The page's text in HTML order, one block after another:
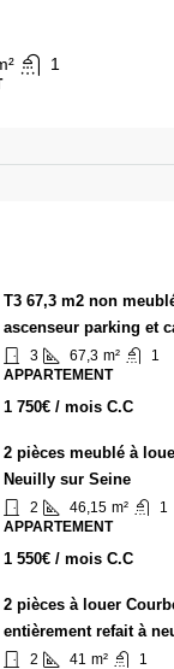
1
T3 67,3 m2 non
ascenseur parking et
3 67,3 m²
1
APPARTEMENT
1 750€ / mois C.C
2 pièces meublé à
Neuilly sur Seine
2 46,15 m²
1
APPARTEMENT
1 550€ / mois C.C
2 pièces à louer
entièrement refait à
2 41 m²
1